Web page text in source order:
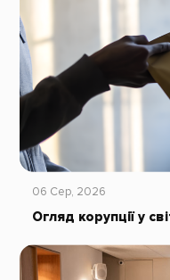
06 Сер, 2026
Огляд корупції у